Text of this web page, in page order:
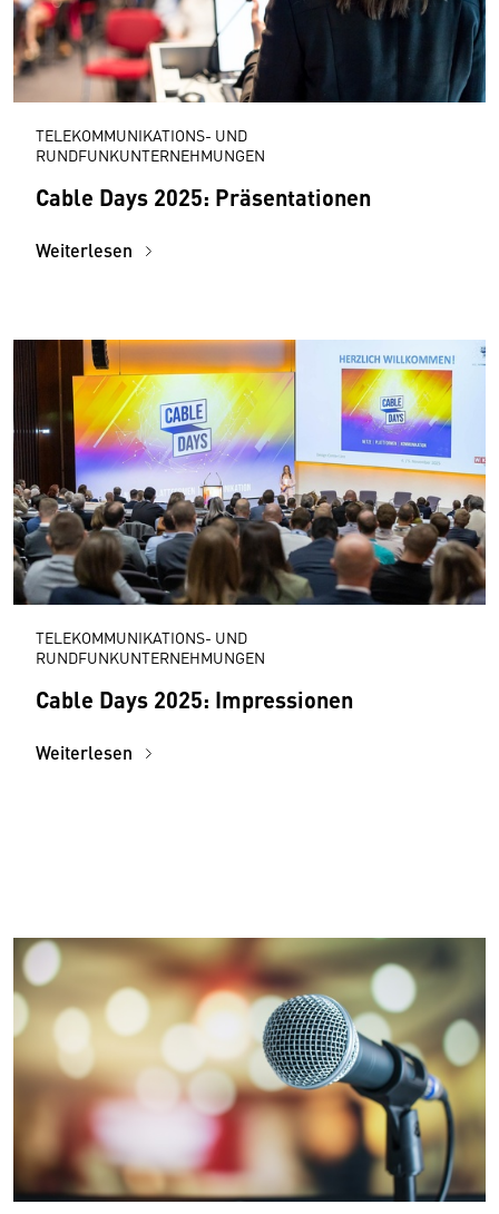
TELEKOMMUNIKATIONS- UND
RUNDFUNKUNTERNEHMUNGEN
Cable Days 2025: Präsentationen
Weiterlesen
TELEKOMMUNIKATIONS- UND
RUNDFUNKUNTERNEHMUNGEN
Cable Days 2025: Impressionen
Weiterlesen